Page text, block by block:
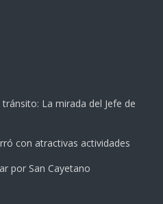
La mirada del Jefe de
con atractivas actividades
por San Cayetano